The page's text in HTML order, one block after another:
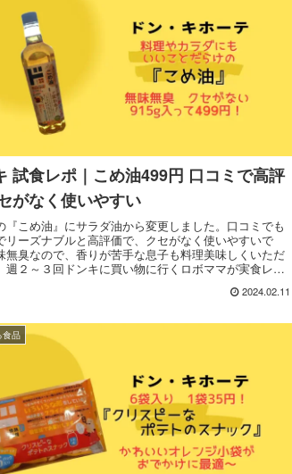
試食レポ｜こめ油499円 口コミで高評
がなく使いやすい
『こめ油』にサラダ油から変更しました。口コミでも
リーズナブルと高評価で、クセがなく使いやすいで
無臭なので、香りが苦手な息子も料理美味しくいただ
週２～３回ドンキに買い物に行くロボママが実食レポ
2024.02.11
食品